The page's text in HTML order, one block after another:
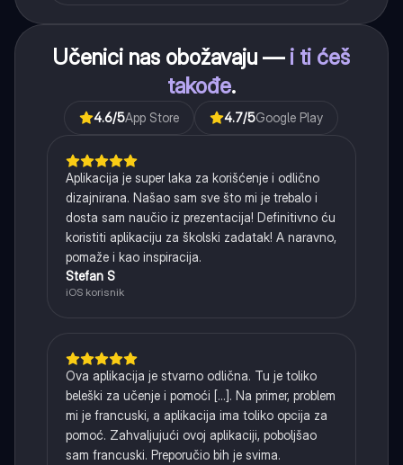
Učenici nas obožavaju — i ti ćeš
takođe.
4.6/5App Store 4.7/5Google Play
Aplikacija je super laka za korišćenje i odlično
dizajnirana. Našao sam sve što mi je trebalo i
dosta sam naučio iz prezentacija! Definitivno ću
koristiti aplikaciju za školski zadatak! A naravno,
pomaže i kao inspiracija.
Stefan S
iOS korisnik
Ova aplikacija je stvarno odlična. Tu je toliko
beleški za učenje i pomoći [...]. Na primer, problem
mi je francuski, a aplikacija ima toliko opcija za
pomoć. Zahvaljujući ovoj aplikaciji, poboljšao
sam francuski. Preporučio bih je svima.